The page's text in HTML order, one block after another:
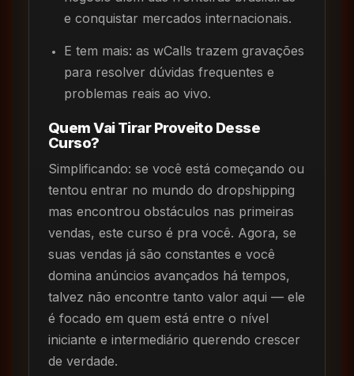
e conquistar mercados internacionais.
E tem mais: as wCalls trazem gravações
para resolver dúvidas frequentes e
problemas reais ao vivo.
Quem Vai Tirar Proveito Desse
Curso?
Simplificando: se você está começando ou
tentou entrar no mundo do dropshipping
mas encontrou obstáculos nas primeiras
vendas, este curso é pra você. Agora, se
suas vendas já são constantes e você
domina anúncios avançados há tempos,
talvez não encontre tanto valor aqui — ele
é focado em quem está entre o nível
iniciante e intermediário querendo crescer
de verdade.